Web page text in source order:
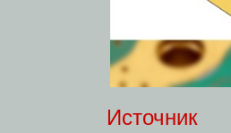
Источник